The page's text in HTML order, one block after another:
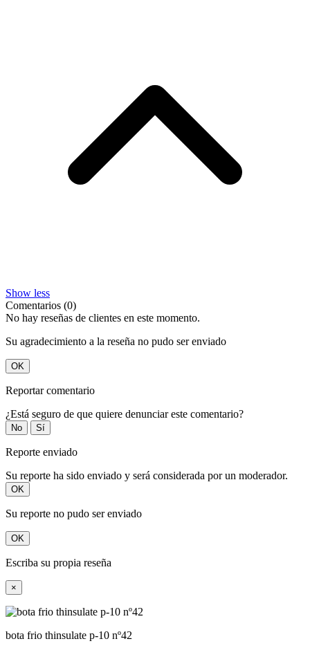
Show less
Comentarios (0)
No hay reseñas de clientes en este momento.
Su agradecimiento a la reseña no pudo ser enviado
OK
Reportar comentario
¿Está seguro de que quiere denunciar este comentario?
No Sí
Reporte enviado
Su reporte ha sido enviado y será considerada por un moderador.
OK
Su reporte no pudo ser enviado
OK
Escriba su propia reseña
×
bota frio thinsulate p-10 nº42